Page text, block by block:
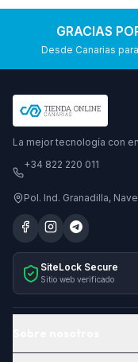
GRACIAS
Desde Canarias
La mejor tecnología con
+34 822 220 011
Pol. Ind. Granadilla,
SiteLock Secure
Sitio web verificado